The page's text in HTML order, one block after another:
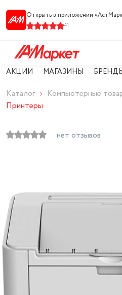
Открыть в приложении
41
АКЦИИ МАГАЗИНЫ
Каталог
Компьютерные
Принтеры
нет отзывов